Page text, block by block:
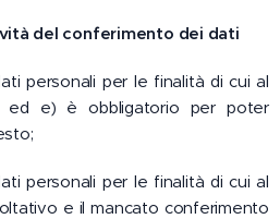
del conferimento dei dati
personali per le finalità di cui al
e) è obbligatorio per poter
personali per le finalità di cui al
e il mancato conferimento